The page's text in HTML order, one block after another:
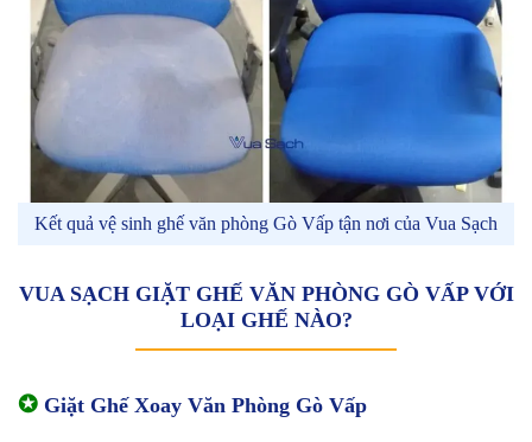
Kết quả vệ sinh ghế văn phòng Gò Vấp tận nơi của Vua Sạch
VUA SẠCH GIẶT GHẾ VĂN PHÒNG GÒ VẤP VỚI
LOẠI GHẾ NÀO?
✪ Giặt Ghế Xoay Văn Phòng Gò Vấp